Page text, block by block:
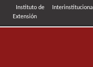
Instituto de
Extensión
Interinstitucional